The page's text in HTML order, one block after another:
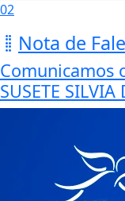
02
Nota de
Comunicamos
SUSETE SILVIA